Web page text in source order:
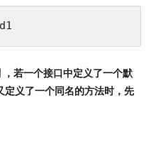
若一个接口中定义了一个默
义了一个同名的方法时，先